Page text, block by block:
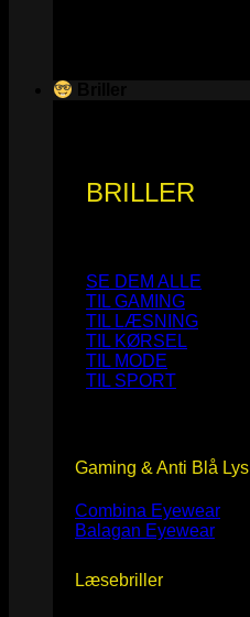
BRILLER
SE DEM ALLE
TIL GAMING
TIL LÆSNING
TIL KØRSEL
TIL MODE
TIL SPORT
Gaming & Anti Blå Lys
Combina Eyewear
Balagan Eyewear
Læsebriller